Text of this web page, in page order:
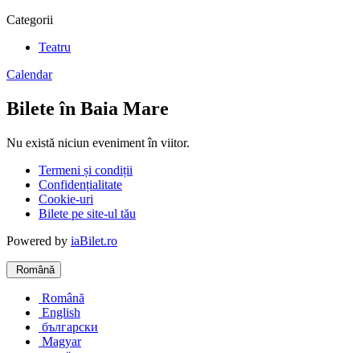
Categorii
Teatru
Calendar
Bilete în Baia Mare
Nu există niciun eveniment în viitor.
Termeni și condiții
Confidențialitate
Cookie-uri
Bilete pe site-ul tău
Powered by iaBilet.ro
Română
Română
English
български
Magyar